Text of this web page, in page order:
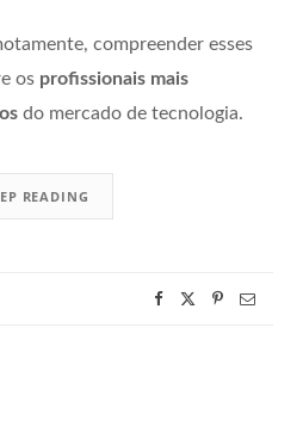
compreender esses
os profissionais mais
do mercado de tecnologia.
READING